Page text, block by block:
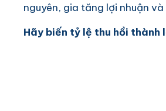
nguyên, gia tăng lợi nhuận
Hãy biến tỷ lệ thu hồi thành